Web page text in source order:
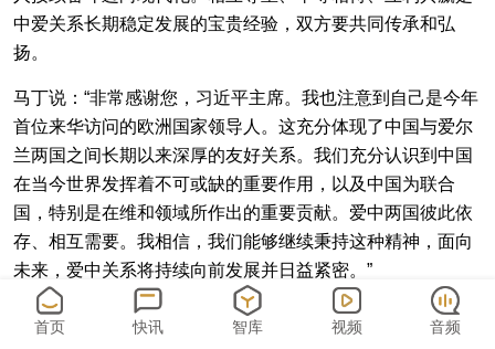
中爱关系长期稳定发展的宝贵经验，双方要共同传承和弘
扬。
马丁说：“非常感谢您，习近平主席。我也注意到自己是今年
首位来华访问的欧洲国家领导人。这充分体现了中国与爱尔
兰两国之间长期以来深厚的友好关系。我们充分认识到中国
在当今世界发挥着不可或缺的重要作用，以及中国为联合
国，特别是在维和领域所作出的重要贡献。爱中两国彼此依
存、相互需要。我相信，我们能够继续秉持这种精神，面向
未来，爱中关系将持续向前发展并日益紧密。”
首页 快讯 智库 视频 音频